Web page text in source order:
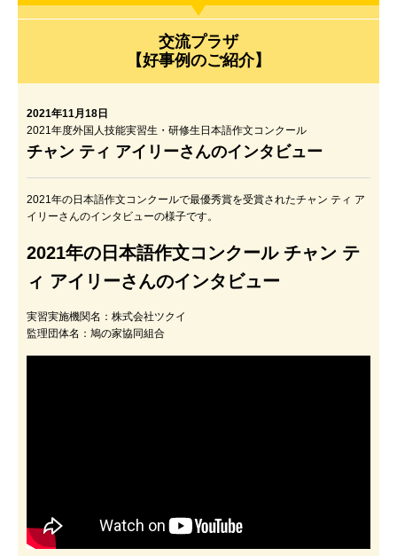
交流プラザ
【好事例のご紹介】
2021年11月18日
2021年度外国人技能実習生・研修生日本語作文コンクール
チャン ティ アイリーさんのインタビュー
2021年の日本語作文コンクールで最優秀賞を受賞されたチャン ティ ア
イリーさんのインタビューの様子です。
2021年の日本語作文コンクール チャン テ
ィ アイリーさんのインタビュー
実習実施機関名：株式会社ツクイ
監理団体名：鳩の家協同組合